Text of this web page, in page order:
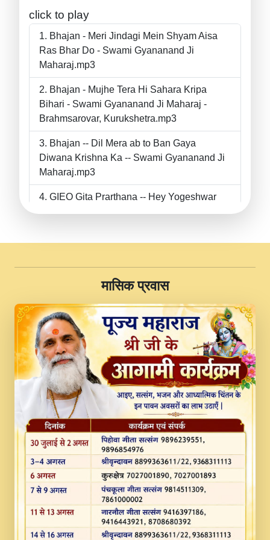
click to play
Bhajan - Meri Jindagi Mein Shyam Aisa
Ras Bhar Do - Swami Gyananand Ji
Maharaj.mp3
Bhajan - Mujhe Tera Hi Sahara Kripa
Bihari - Swami Gyananand Ji Maharaj -
Brahmsarovar, Kurukshetra.mp3
Bhajan -- Dil Mera ab to Ban Gaya
Diwana Krishna Ka -- Swami Gyananand Ji
Maharaj.mp3
GIEO Gita Prarthana -- Hey Yogeshwar
II Swami Gyananand Ji Maharaj.mp3
JINU SATGURU AAP BULAVE by Rasik
Pawan ji 20-11-19 Sankirtan At VEER JI
PRABHU KUTEER CHANNEL.mp3
Kina Sohna Tera Bhawan Sajaya Mata
Vaishno Devi Aarti Mata Rani Bhajan By
Lakhwinder Wadali Ji.mp3
MERE MANN VICH KANTH KALER
NEW PUNAJBI DEVOTIONAL SONG 2017
FULL VIDEO HD.mp3
Na To Roop Hai Bindu Ji Maharaj Pad - A
Divine Bhajan by Shri Indresh Ji
#BhaktiPath.mp3
Radha Rani Ki Kirpa Best Devotional
Song By Chitra Vichitra.mp3
​मासिक प्रवास